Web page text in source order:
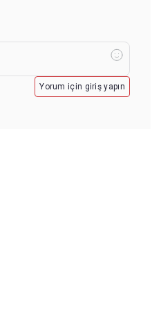
Yorum için giriş yapın